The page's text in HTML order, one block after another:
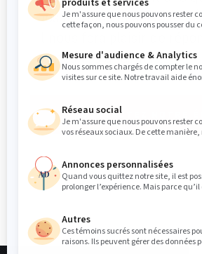
nos produits et services?
toutes vos questions.
CONTACTEZ NOTRE